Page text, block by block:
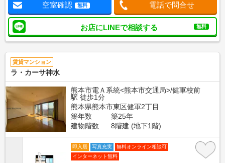
空室確認 無料 電話で問合せ
お店にLINEで相談する 無料
賃貸マンション
ラ・カーサ神水
熊本市電Ａ系統<熊本市交通局>/健軍校前
駅 徒歩1分
熊本県熊本市東区健軍2丁目
築年数
築25年
建物階数
8階建 (地下1階)
即入居 写真充実
無料オンライン相談可
インターネット無料